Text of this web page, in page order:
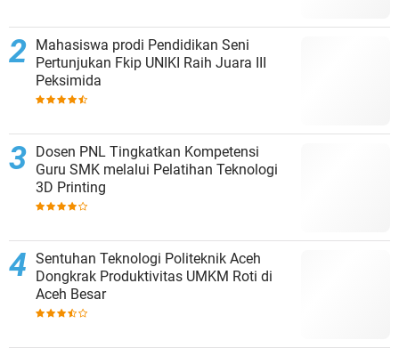
Mahasiswa prodi Pendidikan Seni
Pertunjukan Fkip UNIKI Raih Juara III
Peksimida
Dosen PNL Tingkatkan Kompetensi
Guru SMK melalui Pelatihan Teknologi
3D Printing
Sentuhan Teknologi Politeknik Aceh
Dongkrak Produktivitas UMKM Roti di
Aceh Besar